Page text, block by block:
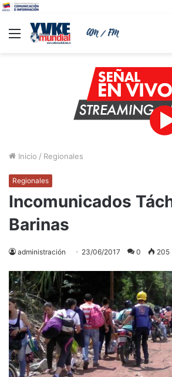
Menu
Inicio / Regionales
Regionales
Incomunicados
Barinas
administración 23/06/2017 0 205